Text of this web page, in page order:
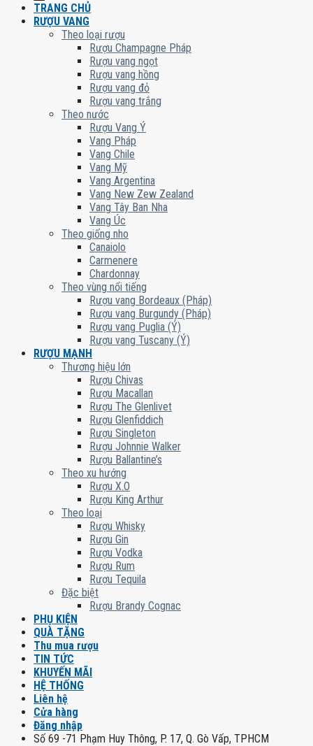
TRANG CHỦ
RƯỢU VANG
Theo loại rượu
Rượu Champagne Pháp
Rượu vang ngọt
Rượu vang hồng
Rượu vang đỏ
Rượu vang trắng
Theo nước
Rượu Vang Ý
Vang Pháp
Vang Chile
Vang Mỹ
Vang Argentina
Vang New Zew Zealand
Vang Tây Ban Nha
Vang Úc
Theo giống nho
Canaiolo
Carmenere
Chardonnay
Theo vùng nổi tiếng
Rượu vang Bordeaux (Pháp)
Rượu vang Burgundy (Pháp)
Rượu vang Puglia (Ý)
Rượu vang Tuscany (Ý)
RƯỢU MẠNH
Thương hiệu lớn
Rượu Chivas
Rượu Macallan
Rượu The Glenlivet
Rượu Glenfiddich
Rượu Singleton
Rượu Johnnie Walker
Rượu Ballantine’s
Theo xu hướng
Rượu X.O
Rượu King Arthur
Theo loại
Rượu Whisky
Rượu Gin
Rượu Vodka
Rượu Rum
Rượu Tequila
Đặc biệt
Rượu Brandy Cognac
PHỤ KIỆN
QUÀ TẶNG
Thu mua rượu
TIN TỨC
KHUYẾN MÃI
HỆ THỐNG
Liên hệ
Cửa hàng
Đăng nhập
Số 69 -71 Phạm Huy Thông, P. 17, Q. Gò Vấp, TPHCM